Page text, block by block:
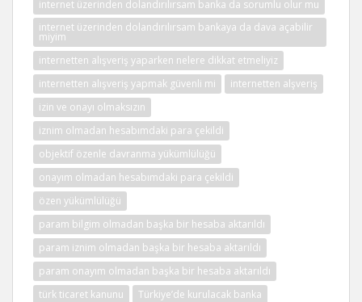
internet üzerinden dolandırılırsam banka da sorumlu olur mu
internet üzerinden dolandırılırsam bankaya da dava açabilir
miyim
internetten alışveriş yaparken nelere dikkat etmeliyiz
internetten alışveriş yapmak güvenli mi
internetten alşveriş
izin ve onayı olmaksızın
iznim olmadan hesabımdaki para çekildi
objektif özenle davranma yükümlülüğü
onayım olmadan hesabımdaki para çekildi
özen yükümlülüğü
param bilgim olmadan başka bir hesaba aktarıldı
param iznim olmadan başka bir hesaba aktarıldı
param onayım olmadan başka bir hesaba aktarıldı
türk ticaret kanunu
Türkiye’de kurulacak banka